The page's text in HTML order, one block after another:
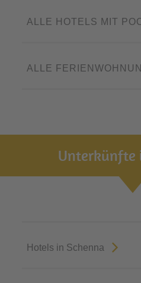
ALLE HOTELS MIT
ALLE
Unterkünfte
Hotels in Schenna